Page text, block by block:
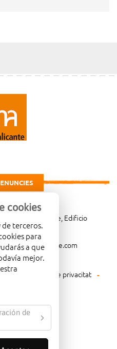
4, 03007 Alicante, Edificio
planta 3ª
Política de privacitat
AMB EL
cookies
de terceros.
para
a que
mejor.
de